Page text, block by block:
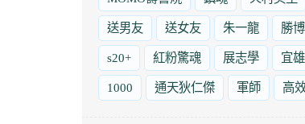
送男友 送女友 朱一龍 勝
s20+ 紅粉驚魂 展志學 宜
1000 通天狄仁傑 軍師 高